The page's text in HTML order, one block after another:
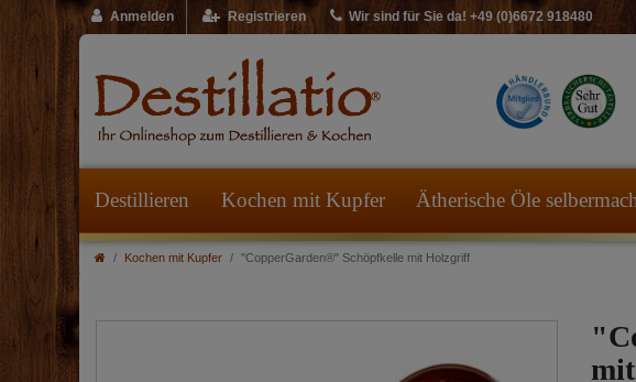
Anmelden Registrieren Wir sind für Sie da! +49 (0)6672 918480
Destillieren Kochen mit Kupfer Ätherische Öle
Kochen mit Kupfer "CopperGarden®" Schöpfkelle mit Holzgriff